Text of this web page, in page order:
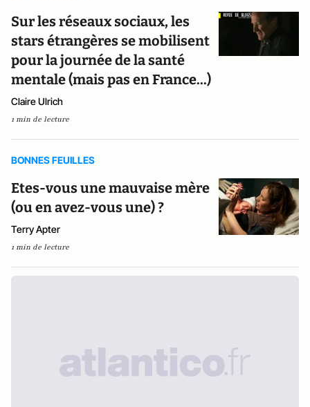
Sur les réseaux sociaux, les
stars étrangères se mobilisent
pour la journée de la santé
mentale (mais pas en France...)
Claire Ulrich
1 min de lecture
BONNES FEUILLES
Etes-vous une mauvaise mère
(ou en avez-vous une) ?
Terry Apter
1 min de lecture